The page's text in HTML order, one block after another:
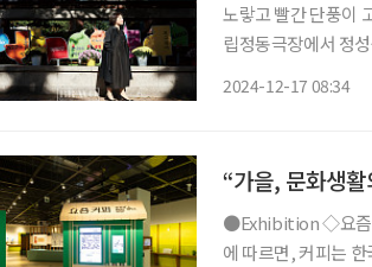
노랗고 빨간 단풍이
립정동극장에서 정성숙
2024-12-17 08:34
“가을, 문화생
●Exhibition ◇요즘 커피 일정 11월 10일까지 장소 국립민속박물관 2021년 국민 영양 통계
에 따르면, 커피는